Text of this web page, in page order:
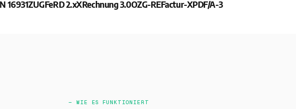
16931ZUGFeRD 2.xXRechnung 3.0OZG-REFactur-XPDF/A-3
— WIE ES FUNKTIONIERT